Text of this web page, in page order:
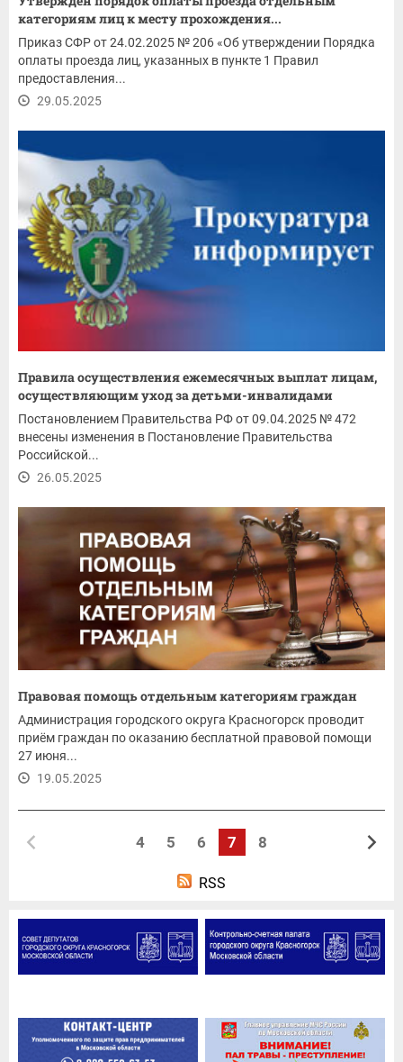
категориям лиц к месту прохождения...
Приказ СФР от 24.02.2025 № 206 «Об утверждении Порядка
оплаты проезда лиц, указанных в пункте 1 Правил
предоставления...
29.05.2025
Правила осуществления ежемесячных выплат лицам,
осуществляющим уход за детьми-инвалидами
Постановлением Правительства РФ от 09.04.2025 № 472
внесены изменения в Постановление Правительства
Российской...
26.05.2025
Правовая помощь отдельным категориям граждан
Администрация городского округа Красногорск проводит
приём граждан по оказанию бесплатной правовой помощи
27 июня...
19.05.2025
4 5 6 7 8
RSS